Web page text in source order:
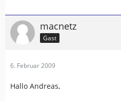
macnetz
Gast
6. Februar 2009
Hallo Andreas,